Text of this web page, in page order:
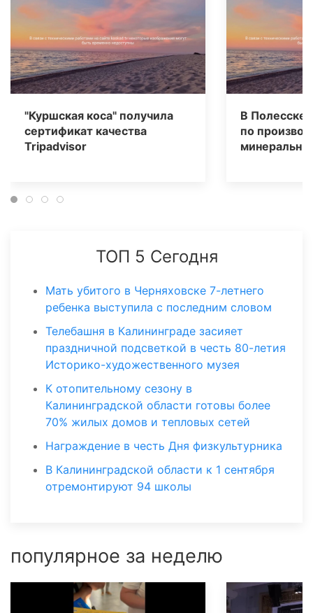
"Куршская коса" получила
сертификат качества
Tripаdvisor
В Полесске
по
ТОП 5 Сегодня
Мать убитого в Черняховске 7-летнего
ребенка выступила с последним словом
Телебашня в Калининграде засияет
праздничной подсветкой в честь 80-летия
Историко-художественного музея
К отопительному сезону в
Калининградской области готовы более
70% жилых домов и тепловых сетей
Награждение в честь Дня физкультурника
В Калининградской области к 1 сентября
отремонтируют 94 школы
популярное за неделю